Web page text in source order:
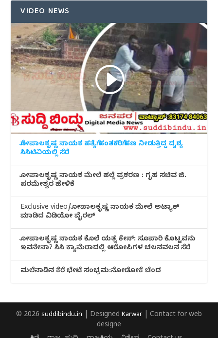
VIDEO NEWS
ಗೋಪಾಲಕೃಷ್ಣ ನಾಯಕ ಹತ್ಯೆಗೆ ಹಂತಕರಿಗೆ ಹಣ ನೀಡುತ್ತಿದ್ದ ದೃಶ್ಯ
ಸಿಸಿಟಿವಿಯಲ್ಲಿ ಸೆರೆ
ಗೋಪಾಲಕೃಷ್ಣ ನಾಯಕ ಮೇಲೆ ಹಲ್ಲೆ ಪ್ರಕರಣ : ಗೃಹ ಸಚಿವ ಜಿ.
ಪರಮೇಶ್ವರ ಹೇಳಿಕೆ
Exclusive video/ಗೋಪಾಲಕೃಷ್ಣ ನಾಯಕ ಮೇಲೆ ಅಟ್ಯಾಕ್
ಮಾಡಿದ ವಿಡಿಯೋ ವೈರಲ್
ಗೋಪಾಲಕೃಷ್ಣ ನಾಯಕ ಕೊಲೆ ಯತ್ನ ಕೇಸ್: ಸೂಪಾರಿ ಕೊಟ್ಟವನು
ಇವನೇನಾ? ಸಿಸಿ ಕ್ಯಾಮೆರಾದಲ್ಲಿ ಆರೋಪಿಗಳ ಚಲನವಲನ ಸೆರೆ
ಮಲೆನಾಡಿ‌ನ ಕೆರೆ ಭೇಟೆ ಸಂಭ್ರಮ:ನೋಡೋಕೆ ಚೆಂದ
© 2026 suddibindu.in | Designed Karwar | Contact for web
designe